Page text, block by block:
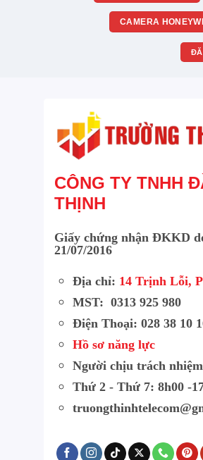
CAMERA
CÔNG TY TNHH
THỊNH
Giấy chứng nhận ĐKKD
21/07/2016
Địa chỉ: 14 Trịnh Lỗi,
MST: 0313 925 980
Điện Thoại: 028 38 10
Hồ sơ năng lực
Người chịu trách
Thứ 2 - Thứ 7: 8h00 -